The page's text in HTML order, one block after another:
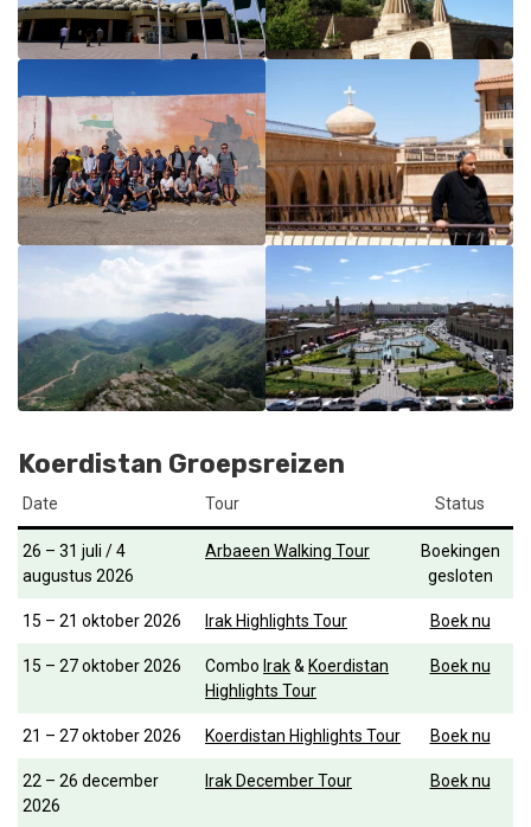
Koerdistan Groepsreizen
Date Tour Status
26 – 31 juli / 4
augustus 2026
Arbaeen Walking Tour
Boekingen
gesloten
15 – 21 oktober 2026 Irak Highlights Tour Boek nu
15 – 27 oktober 2026 Combo Irak& Koerdistan
Highlights Tour
Boek nu
21 – 27 oktober 2026 Koerdistan Highlights Tour Boek nu
22 – 26 december
2026
Irak December Tour Boek nu